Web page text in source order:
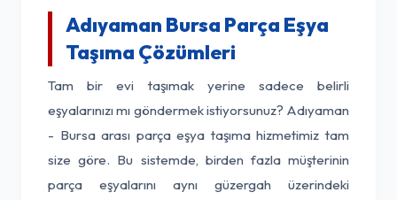
Adıyaman Bursa Parça Eşya
Taşıma Çözümleri
Tam bir evi taşımak yerine sadece belirli
eşyalarınızı mı göndermek istiyorsunuz? Adıyaman
- Bursa arası parça eşya taşıma hizmetimiz tam
size göre. Bu sistemde, birden fazla müşterinin
parça eşyalarını aynı güzergah üzerindeki